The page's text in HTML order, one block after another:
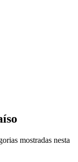
mostradas nesta